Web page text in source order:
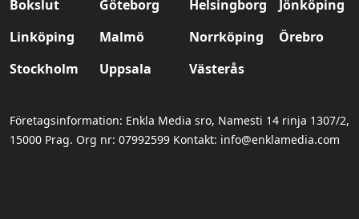
Bokslut Göteborg Helsingborg
Jönköping
Linköping
Malmö Norrköping
Örebro
Stockholm
Uppsala Västerås
Företagsinformation: Enkla Media sro, Namesti 14 rinja 1307/2,
15000 Prag. Org nr: 07992599 Kontakt: info@enklamedia.com